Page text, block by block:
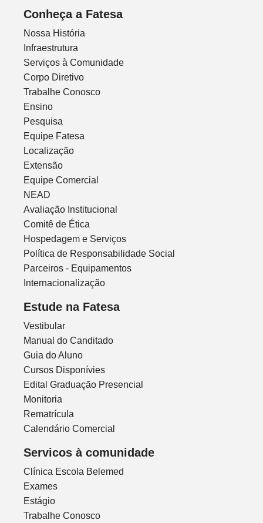
Conheça a Fatesa
Nossa História
Infraestrutura
Serviços à Comunidade
Corpo Diretivo
Trabalhe Conosco
Ensino
Pesquisa
Equipe Fatesa
Localização
Extensão
Equipe Comercial
NEAD
Avaliação Institucional
Comitê de Ética
Hospedagem e Serviços
Política de Responsabilidade Social
Parceiros - Equipamentos
Internacionalização
Estude na Fatesa
Vestibular
Manual do Canditado
Guia do Aluno
Cursos Disponívies
Edital Graduação Presencial
Monitoria
Rematrícula
Calendário Comercial
Servicos à comunidade
Clínica Escola Belemed
Exames
Estágio
Trabalhe Conosco